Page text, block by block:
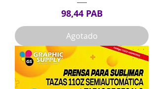
Precio
98,44 PAB
Agotado